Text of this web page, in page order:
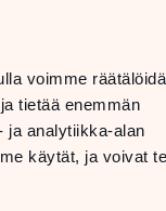
voimme
tietää enemmän
ja analytiikka-alan
käytät, ja voivat
LIIKKEEN TIEDOT